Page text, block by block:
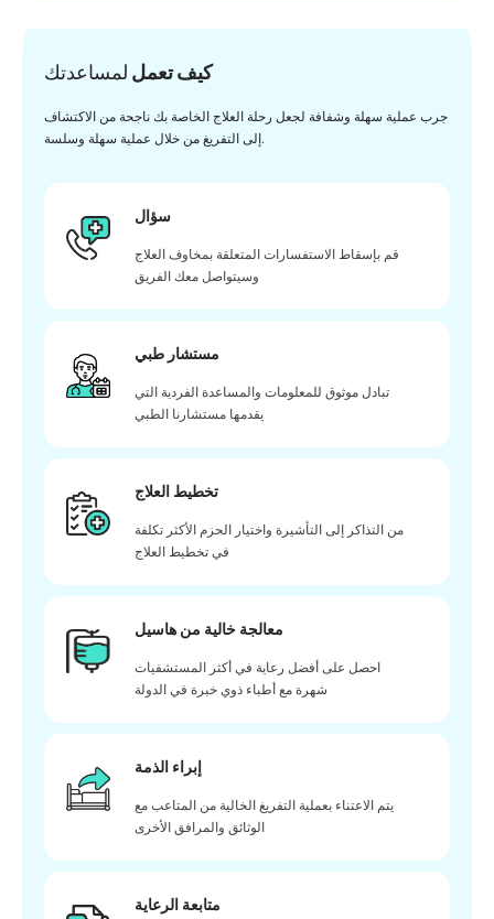
كيف تعمل لمساعدتك
جرب عملية سهلة وشفافة لجعل رحلة العلاج الخاصة بك ناجحة من الاكتشاف
إلى التفريغ من خلال عملية سهلة وسلسة.
سؤال
قم بإسقاط الاستفسارات المتعلقة بمخاوف العلاج
وسيتواصل معك الفريق
مستشار طبي
تبادل موثوق للمعلومات والمساعدة الفردية التي
يقدمها مستشارنا الطبي
تخطيط العلاج
من التذاكر إلى التأشيرة واختيار الحزم الأكثر تكلفة
في تخطيط العلاج
معالجة خالية من هاسيل
احصل على أفضل رعاية في أكثر المستشفيات
شهرة مع أطباء ذوي خبرة في الدولة
إبراء الذمة
يتم الاعتناء بعملية التفريغ الخالية من المتاعب مع
الوثائق والمرافق الأخرى
متابعة الرعاية